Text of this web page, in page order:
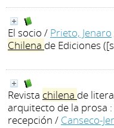
El socio / Prieto, Jenaro
Chilena de Ediciones
Revista chilena de
arquitecto de la prosa
recepción / Canseco-